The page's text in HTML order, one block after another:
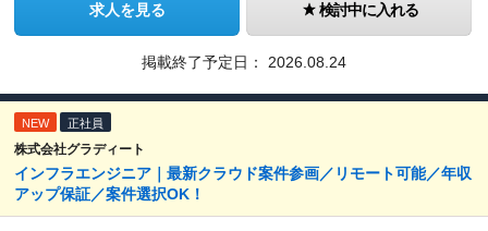
求人を見る 検討中に入れる
掲載終了予定日： 2026.08.24
NEW 正社員
株式会社グラディート
インフラエンジニア｜最新クラウド案件参画／リモート可能／年収
アップ保証／案件選択OK！